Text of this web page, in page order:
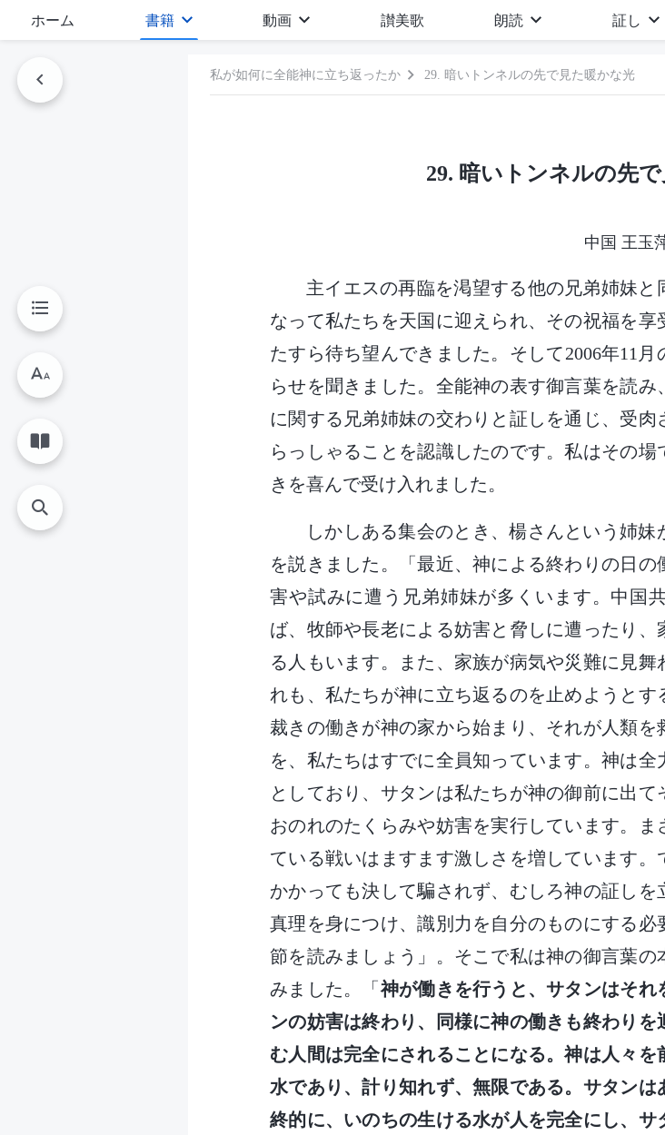
ホーム 書籍 動画 讃美歌 朗読 証し
私が如何に全能神に立ち返ったか 29. 暗いトンネルの先で見た暖かな光
29. 暗いトンネルの先
中国 王玉
主イエスの再臨を渇望する他の兄弟姉妹
なって私たちを天国に迎えられ、その祝福を
たすら待ち望んできました。そして2006年11
らせを聞きました。全能神の表す御言葉を読
に関する兄弟姉妹の交わりと証しを通じ、受
らっしゃることを認識したのです。私はその
きを喜んで受け入れました。
しかしある集会のとき、楊さんという姉
を説きました。「最近、神による終わりの日
害や試みに遭う兄弟姉妹が多くいます。中国
ば、牧師や長老による妨害と脅しに遭ったり
る人もいます。また、家族が病気や災難に見
れも、私たちが神に立ち返るのを止めようと
裁きの働きが神の家から始まり、それが人類
を、私たちはすでに全員知っています。神は
としており、サタンは私たちが神の御前に出て
おのれのたくらみや妨害を実行しています。
ている戦いはますます激しさを増しています。
かかっても決して騙されず、むしろ神の証し
真理を身につけ、識別力を自分のものにする
節を読みましょう」。そこで私は神の御言葉
みました。「神が働きを行うと、サタンはそ
ンの妨害は終わり、同様に神の働きも終わり
む人間は完全にされることになる。神は人々
水であり、計り知れず、無限である。サタン
終的に、いのちの生ける水が人を完全にし、